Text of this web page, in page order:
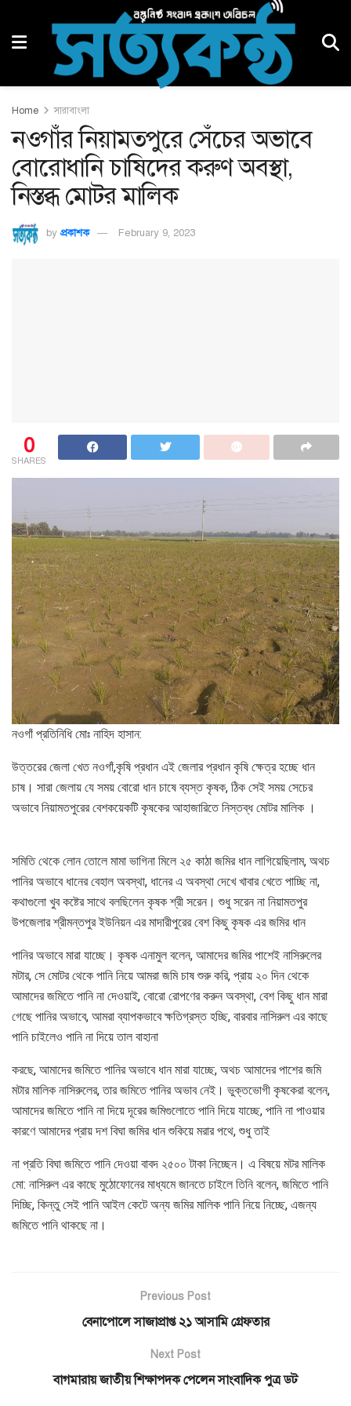
Home সারাবাংলা
নওগাঁর নিয়ামতপুরে সেঁচের অভাবে
বোরোধানি চাষিদের করুণ অবস্থা,
নিস্তব্ধ মোটর মালিক
by প্রকাশক February 9, 2023
0
SHARES
নওগাঁ প্রতিনিধি মোঃ নাহিদ হাসান:
উত্তরের জেলা খেত নওগাঁ,কৃষি প্রধান এই জেলার প্রধান কৃষি ক্ষেত্র হচ্ছে ধান
চাষ। সারা জেলায় যে সময় বোরো ধান চাষে ব্যস্ত কৃষক, ঠিক সেই সময় সেচের
অভাবে নিয়ামতপুরের বেশকয়েকটি কৃষকের আহাজারিতে নিস্তব্ধ মোটর মালিক ।
সমিতি থেকে লোন তোলে মামা ভাগিনা মিলে ২৫ কাঠা জমির ধান লাগিয়েছিলাম, অথচ
পানির অভাবে ধানের বেহাল অবস্থা, ধানের এ অবস্থা দেখে খাবার খেতে পাচ্ছি না,
কথাগুলো খুব কষ্টের সাথে বলছিলেন কৃষক শ্রী সরেন। শুধু সরেন না নিয়ামতপুর
উপজেলার শ্রীমন্তপুর ইউনিয়ন এর মাদারীপুরের বেশ কিছু কৃষক এর জমির ধান
পানির অভাবে মারা যাচ্ছে। কৃষক এনামুল বলেন, আমাদের জমির পাশেই নাসিরুলের
মটার, সে মোটর থেকে পানি নিয়ে আমরা জমি চাষ শুরু করি, প্রায় ২০ দিন থেকে
আমাদের জমিতে পানি না দেওয়াই, বোরো রোপণের করুন অবস্থা, বেশ কিছু ধান মারা
গেছে পানির অভাবে, আমরা ব্যাপকভাবে ক্ষতিগ্রস্ত হচ্ছি, বারবার নাসিরুল এর কাছে
পানি চাইলেও পানি না দিয়ে তাল বাহানা
করছে, আমাদের জমিতে পানির অভাবে ধান মারা যাচ্ছে, অথচ আমাদের পাশের জমি
মটার মালিক নাসিরুলের, তার জমিতে পানির অভাব নেই। ভুক্তভোগী কৃষকেরা বলেন,
আমাদের জমিতে পানি না দিয়ে দূরের জমিগুলোতে পানি দিয়ে যাচ্ছে, পানি না পাওয়ার
কারণে আমাদের প্রায় দশ বিঘা জমির ধান শুকিয়ে মরার পথে, শুধু তাই
না প্রতি বিঘা জমিতে পানি দেওয়া বাবদ ২৫০০ টাকা নিচ্ছেন। এ বিষয়ে মটর মালিক
মো: নাসিরুল এর কাছে মুঠোফোনের মাধ্যমে জানতে চাইলে তিনি বলেন, জমিতে পানি
দিচ্ছি, কিন্তু সেই পানি আইল কেটে অন্য জমির মালিক পানি নিয়ে নিচ্ছে, এজন্য
জমিতে পানি থাকছে না।
Previous Post
বেনাপোলে সাজাপ্রাপ্ত ২১ আসামি গ্রেফতার
Next Post
বাগমারায় জাতীয় শিক্ষাপদক পেলেন সাংবাদিক পুত্র ডট